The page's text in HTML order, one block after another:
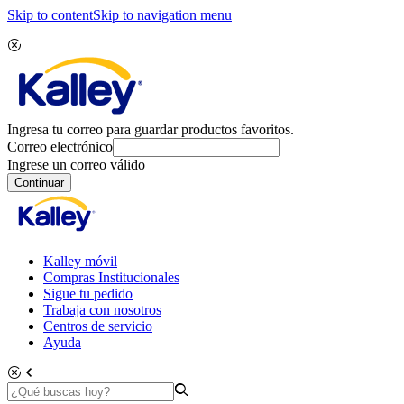
Skip to contentSkip to navigation menu
Ingresa tu correo para guardar productos favoritos.
Correo electrónico
Ingrese un correo válido
Continuar
Kalley móvil
Compras Institucionales
Sigue tu pedido
Trabaja con nosotros
Centros de servicio
Ayuda